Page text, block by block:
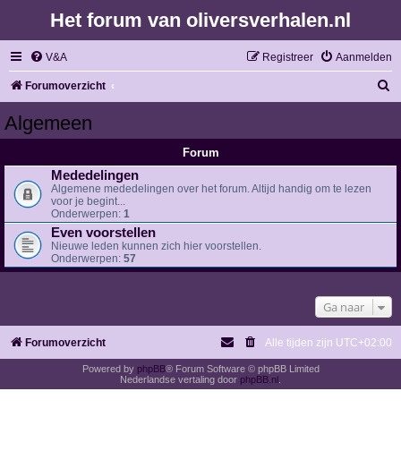
Het forum van oliversverhalen.nl
V&A Aanmelden
Registreer
Forumoverzicht
Algemeen
Forum
Mededelingen
Algemene mededelingen over het forum. Altijd handig om te lezen
voor je begint...
Onderwerpen: 1
Even voorstellen
Nieuwe leden kunnen zich hier voorstellen.
Onderwerpen: 57
Ga naar
Forumoverzicht Alle tijden zijn UTC+02:00
Powered by phpBB® Forum Software © phpBB Limited
Nederlandse vertaling door phpBB.nl